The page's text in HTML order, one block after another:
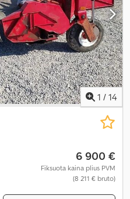
1 / 14
6 900 €
Fiksuota kaina plius PVM
(8 211 € bruto)